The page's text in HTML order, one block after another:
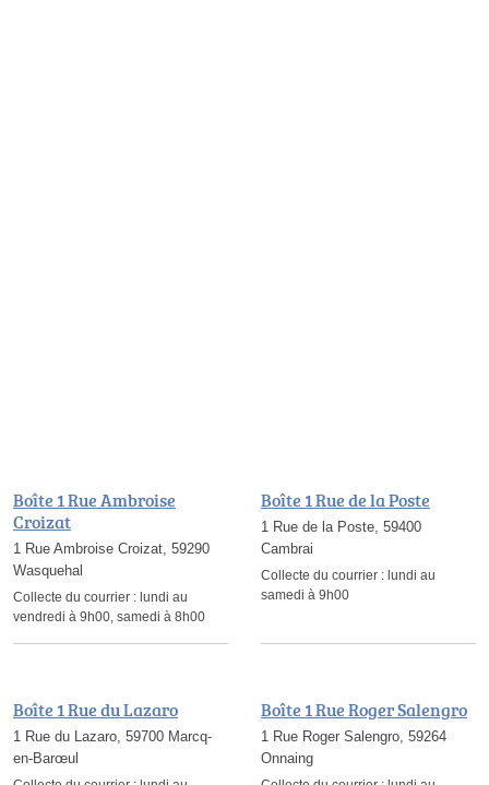
Boîte 1 Rue Ambroise
Croizat
1 Rue Ambroise Croizat, 59290
Wasquehal
Collecte du courrier : lundi au
vendredi à 9h00, samedi à 8h00
Boîte 1 Rue de la Poste
1 Rue de la Poste, 59400
Cambrai
Collecte du courrier : lundi au
samedi à 9h00
Boîte 1 Rue du Lazaro
1 Rue du Lazaro, 59700 Marcq-
en-Barœul
Boîte 1 Rue Roger Salengro
1 Rue Roger Salengro, 59264
Onnaing